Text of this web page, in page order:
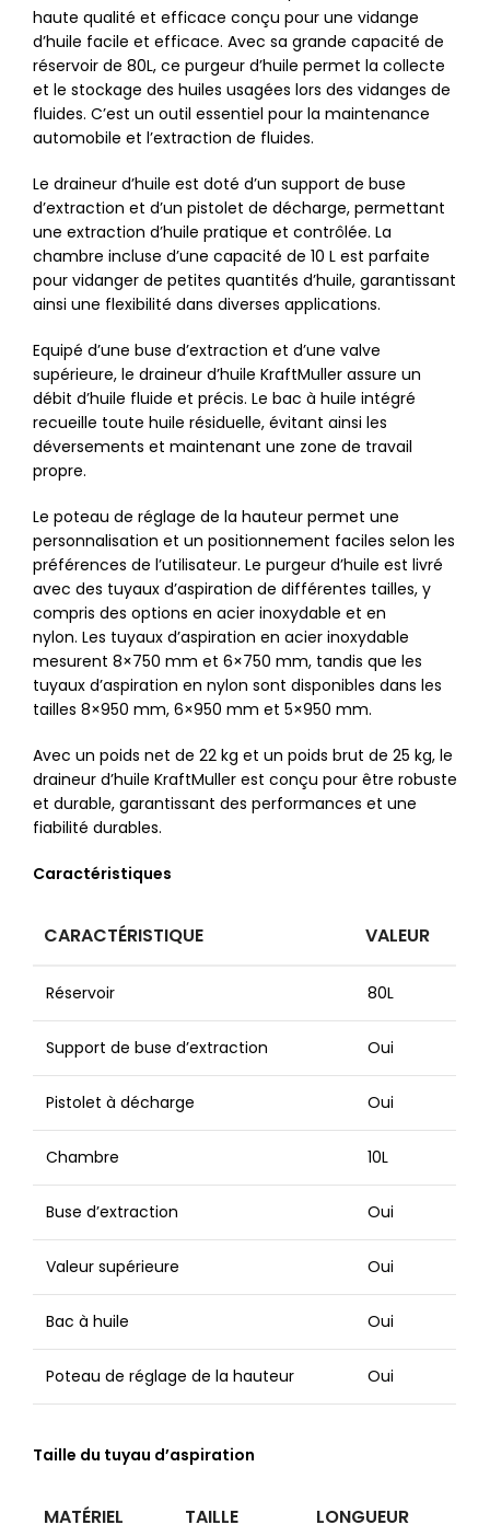
haute qualité et efficace conçu pour une vidange
d’huile facile et efficace. Avec sa grande capacité de
réservoir de 80L, ce purgeur d’huile permet la collecte
et le stockage des huiles usagées lors des vidanges de
fluides. C’est un outil essentiel pour la maintenance
automobile et l’extraction de fluides.
Le draineur d’huile est doté d’un support de buse
d’extraction et d’un pistolet de décharge, permettant
une extraction d’huile pratique et contrôlée. La
chambre incluse d’une capacité de 10 L est parfaite
pour vidanger de petites quantités d’huile, garantissant
ainsi une flexibilité dans diverses applications.
Equipé d’une buse d’extraction et d’une valve
supérieure, le draineur d’huile KraftMuller assure un
débit d’huile fluide et précis. Le bac à huile intégré
recueille toute huile résiduelle, évitant ainsi les
déversements et maintenant une zone de travail
propre.
Le poteau de réglage de la hauteur permet une
personnalisation et un positionnement faciles selon les
préférences de l’utilisateur. Le purgeur d’huile est livré
avec des tuyaux d’aspiration de différentes tailles, y
compris des options en acier inoxydable et en
nylon. Les tuyaux d’aspiration en acier inoxydable
mesurent 8×750 mm et 6×750 mm, tandis que les
tuyaux d’aspiration en nylon sont disponibles dans les
tailles 8×950 mm, 6×950 mm et 5×950 mm.
Avec un poids net de 22 kg et un poids brut de 25 kg, le
draineur d’huile KraftMuller est conçu pour être robuste
et durable, garantissant des performances et une
fiabilité durables.
Caractéristiques
CARACTÉRISTIQUE VALEUR
Réservoir 80L
Support de buse d’extraction Oui
Pistolet à décharge Oui
Chambre 10L
Buse d’extraction Oui
Valeur supérieure Oui
Bac à huile Oui
Poteau de réglage de la hauteur Oui
Taille du tuyau d’aspiration
MATÉRIEL TAILLE LONGUEUR